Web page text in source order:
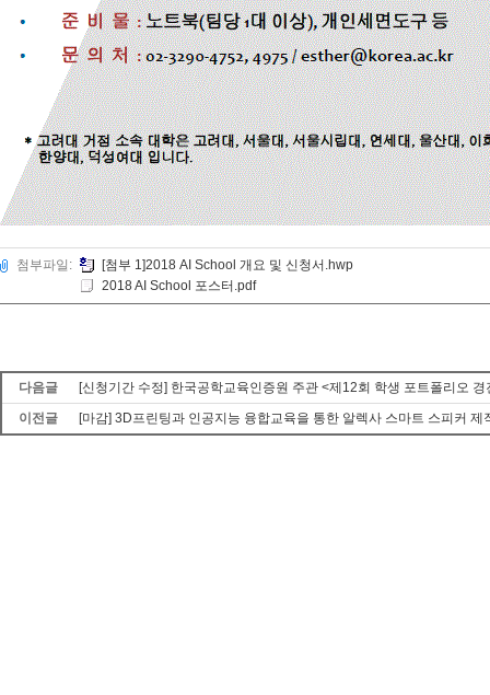
첨부파일:
[첨부 1]2018 AI School 개요 및 신청서.hwp
2018 AI School 포스터.pdf
다음글
[신청기간 수정] 한국공학교육인증원 주관 <제12회 학생 포트폴리오
이전글
[마감] 3D프린팅과 인공지능 융합교육을 통한 알렉사 스마트 스피커 제